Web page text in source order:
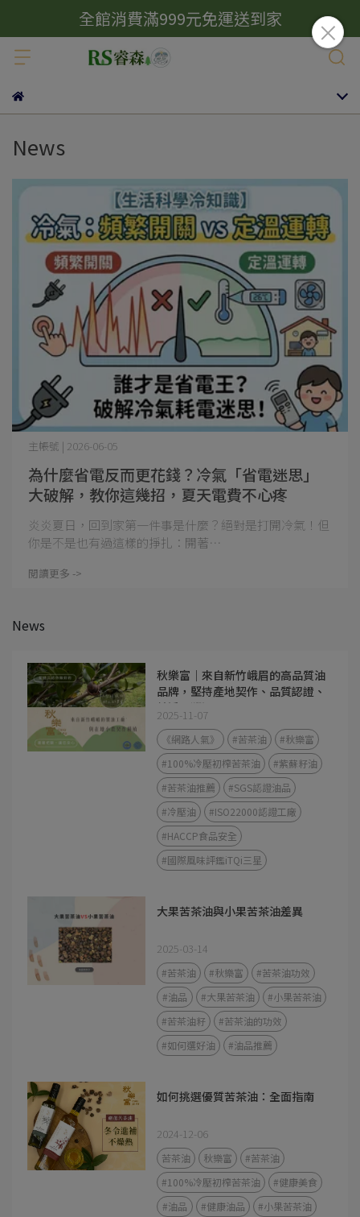
全館消費滿999元免運送到家
News
為什麼省電反而更花錢？冷氣「省電迷思」
大破解，教你這幾招，夏天電費不心疼
主帳號 | 2026-06-05
炎炎夏日，回到家第一件事是什麼？絕對是打開冷氣！但
你是不是也有過這樣的掙扎：開著⋯
閱讀更多 ->
News
秋樂富｜來自新竹峨眉的高品質油
品牌，堅持產地契作、品質認證、
純淨可溯源
2025-11-07
《網路人氣》 #苦茶油
#秋樂富
#100%冷壓初榨苦茶油
#紫蘇籽油
#苦茶油推薦
#SGS認證油品
#冷壓油
#ISO22000認證工廠
#HACCP食品安全
#國際風味評鑑iTQi三星
大果苦茶油與小果苦茶油差異
2025-03-14
#苦茶油 #秋樂富
#苦茶油功效
#油品
#大果苦茶油
#小果苦茶油
#苦茶油籽
#苦茶油的功效
#如何選好油
#油品推薦
如何挑選優質苦茶油：全面指南
2024-12-06
苦茶油 秋樂富
#苦茶油
#100%冷壓初榨苦茶油
#健康美食
#油品
#健康油品
#小果苦茶油